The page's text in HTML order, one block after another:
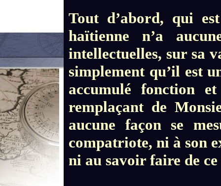
Tout d’abord, qui
haïtienne n’a
intellectuelles, sur sa
simplement qu’il est
accumulé fonction
remplaçant de
aucune façon se
compatriote, ni à son
ni au savoir faire de